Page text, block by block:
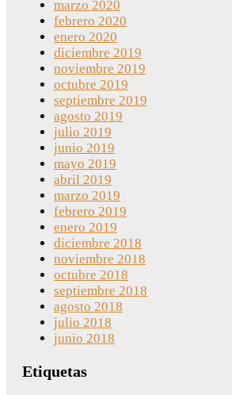
marzo 2020
febrero 2020
enero 2020
diciembre 2019
noviembre 2019
octubre 2019
septiembre 2019
agosto 2019
julio 2019
junio 2019
mayo 2019
abril 2019
marzo 2019
febrero 2019
enero 2019
diciembre 2018
noviembre 2018
octubre 2018
septiembre 2018
agosto 2018
julio 2018
junio 2018
Etiquetas